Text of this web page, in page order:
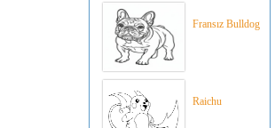
Fransız Bulldog
Raichu